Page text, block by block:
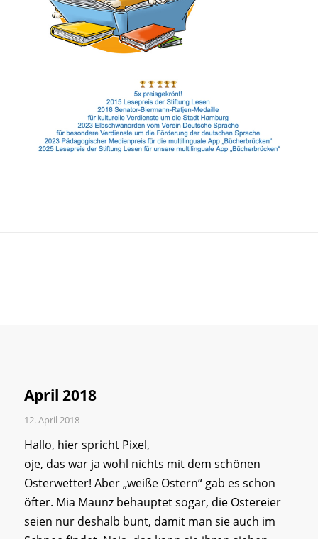
April 2018
12. April 2018
Hallo, hier spricht Pixel,
oje, das war ja wohl nichts mit dem schönen
Osterwetter! Aber „weiße Ostern“ gab es schon
öfter. Mia Maunz behauptet sogar, die Ostereier
seien nur deshalb bunt, damit man sie auch im